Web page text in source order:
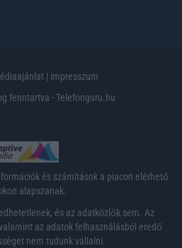
| impresszum
fenntartva - Telefonguru.hu
és számítások a piacon elérhető
alapszanak.
és az adatközlők sem. Az
az adatok felhasználásból eredő
nem tudunk vállalni.